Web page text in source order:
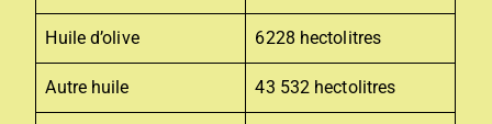
Huile d’olive 6228 hectolitres
Autre huile 43 532 hectolitres